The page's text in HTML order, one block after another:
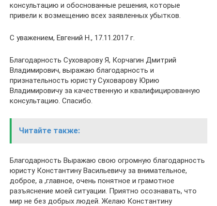
консультацию и обоснованные решения, которые
привели к возмещению всех заявленных убытков.
С уважением, Евгений Н., 17.11.2017 г.
Благодарность Суховарову Я, Корчагин Дмитрий
Владимирович, выражаю благодарность и
признательность юристу Суховарову Юрию
Владимировичу за качественную и квалифицированную
консультацию. Спасибо.
Читайте также:
Благодарность Выражаю свою огромную благодарность
юристу Константину Васильевичу за внимательное,
доброе, а ,главное, очень понятное и грамотное
разъяснение моей ситуации. Приятно осознавать, что
мир не без добрых людей. Желаю Константину